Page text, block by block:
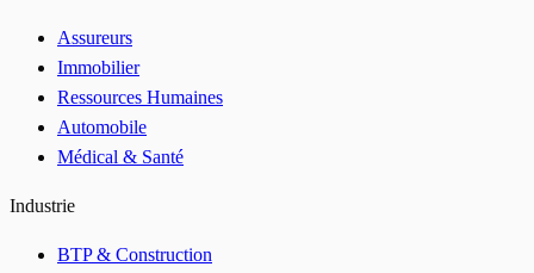
Assureurs
Immobilier
Ressources Humaines
Automobile
Médical & Santé
Industrie
BTP & Construction